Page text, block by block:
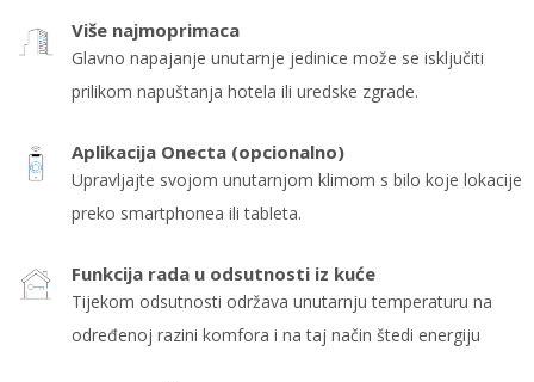
Više najmoprimaca
Glavno napajanje unutarnje jedinice može se isključiti
prilikom napuštanja hotela ili uredske zgrade.
Aplikacija Onecta (opcionalno)
Upravljajte svojom unutarnjom klimom s bilo koje lokacije
preko smartphonea ili tableta.
Funkcija rada u odsutnosti iz kuće
Tijekom odsutnosti održava unutarnju temperaturu na
određenoj razini komfora i na taj način štedi energiju